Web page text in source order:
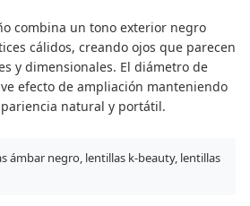
combina un tono exterior negro
cálidos, creando ojos que parecen
y dimensionales. El diámetro de
efecto de ampliación manteniendo
natural y portátil.
ámbar negro, lentillas k-beauty, lentillas